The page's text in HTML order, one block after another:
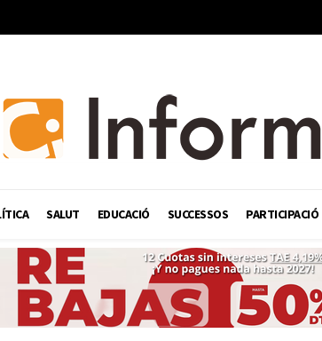
SALUT EDUCACIÓ SUCCESSOS PARTICIPACIÓ